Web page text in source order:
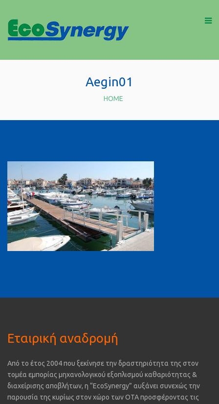
Aegin01
HOME
Εταιρική αναδρομή
Από το έτος 2004 που ξεκίνησε την δραστηριότητα της στον
τομέα εμπορίας μηχανολογικού εξοπλισμού καθαριότητας &
διαχείρισης αποβλήτων, η “EcoSynergy” αυξάνει συνεχώς την
παρουσία της κυρίως στον χώρο των ΟΤΑ προσφέροντας τις